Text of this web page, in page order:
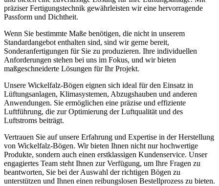
präziser Fertigungstechnik gewährleisten wir eine hervorragende
Passform und Dichtheit.
Wenn Sie bestimmte Maße benötigen, die nicht in unserem
Standardangebot enthalten sind, sind wir gerne bereit,
Sonderanfertigungen für Sie zu produzieren. Ihre individuellen
Anforderungen stehen bei uns im Fokus, und wir bieten
maßgeschneiderte Lösungen für Ihr Projekt.
Unsere Wickelfalz-Bögen eignen sich ideal für den Einsatz in
Lüftungsanlagen, Klimasystemen, Abzugshauben und anderen
Anwendungen. Sie ermöglichen eine präzise und effiziente
Luftführung, die zur Optimierung der Luftqualität und des
Luftstroms beiträgt.
Vertrauen Sie auf unsere Erfahrung und Expertise in der Herstellung
von Wickelfalz-Bögen. Wir bieten Ihnen nicht nur hochwertige
Produkte, sondern auch einen erstklassigen Kundenservice. Unser
engagiertes Team steht Ihnen zur Verfügung, um Ihre Fragen zu
beantworten, Sie bei der Auswahl der richtigen Bögen zu
unterstützen und Ihnen einen reibungslosen Bestellprozess zu bieten.